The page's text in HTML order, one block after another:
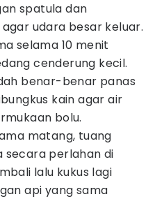
spatula dan
udara besar keluar.
selama 10 menit
cenderung kecil.
benar-benar panas
kain agar air
bolu.
matang, tuang
secara perlahan di
lalu kukus lagi
api yang sama